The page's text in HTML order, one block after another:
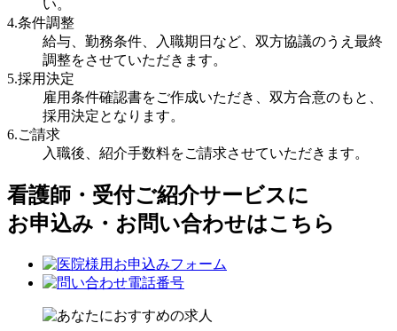
い。
4.条件調整
給与、勤務条件、入職期日など、双方協議のうえ最終
調整をさせていただきます。
5.採用決定
雇用条件確認書をご作成いただき、双方合意のもと、
採用決定となります。
6.ご請求
入職後、紹介手数料をご請求させていただきます。
看護師・受付ご紹介サービスに
お申込み・お問い合わせはこちら